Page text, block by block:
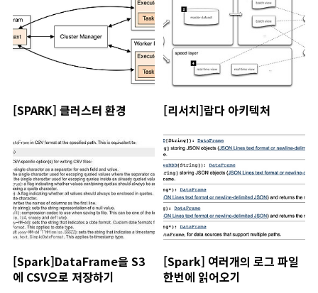
[SPARK] 클러스터 환경 [리서치]람다 아키텍처
[Spark]DataFrame을 S3
에 CSV으로 저장하기
[Spark] 여러개의 로그 파일
한번에 읽어오기